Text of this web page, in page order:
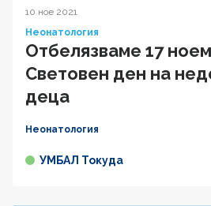
10 ное 2021
Неонатология
Отбелязваме 17
Световeн ден на
деца
Неонатология
УМБАЛ Токуда